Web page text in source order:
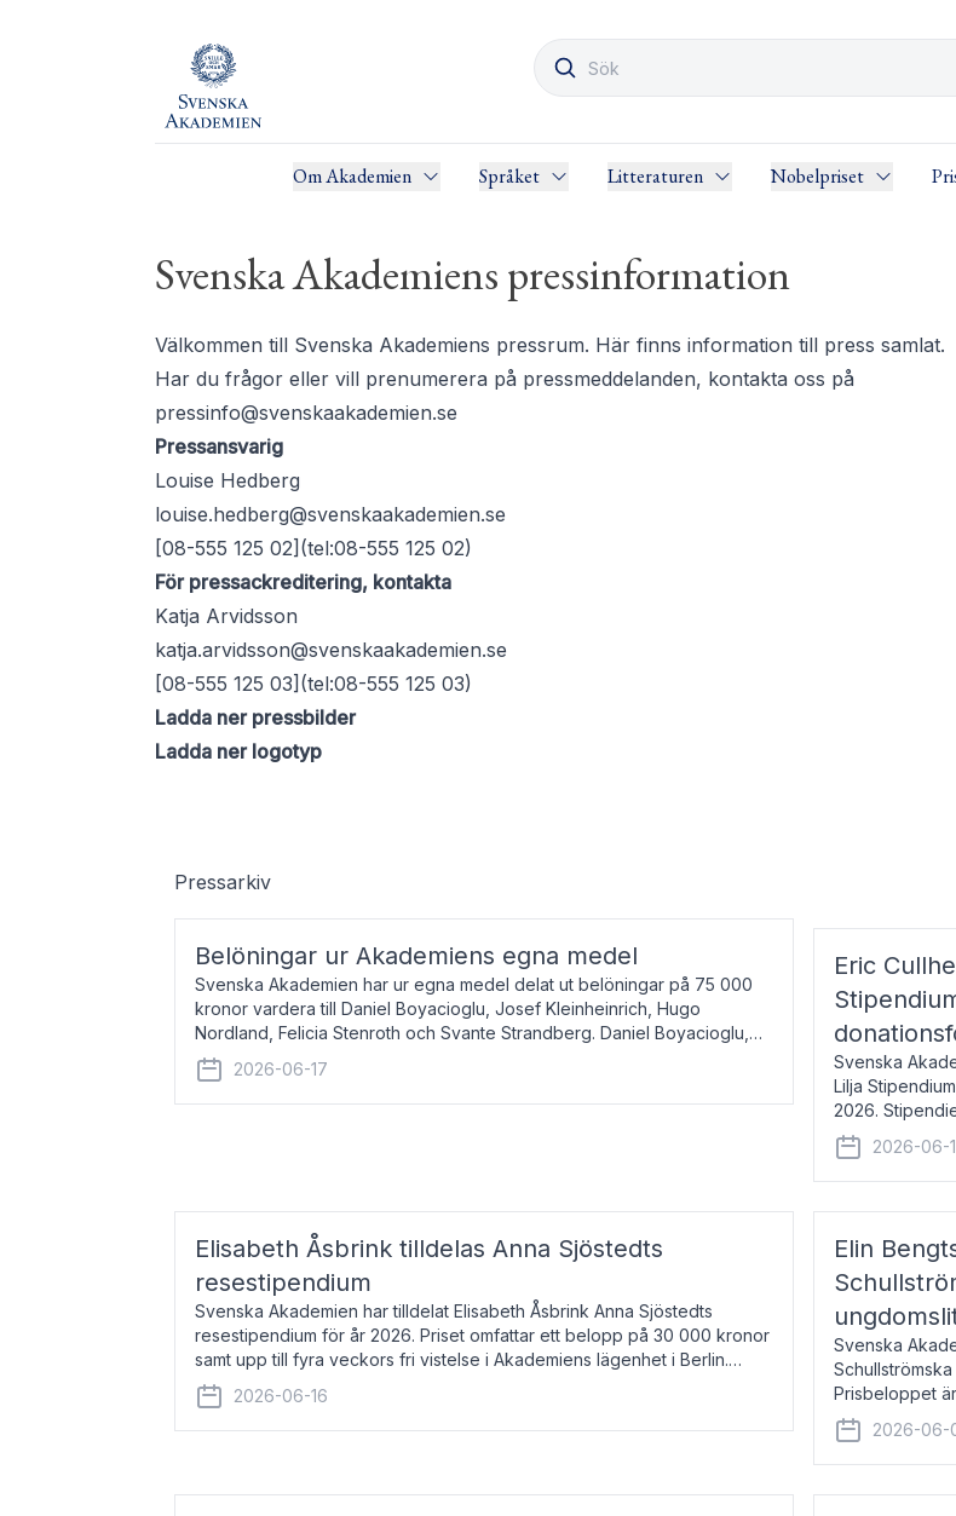
Om Akademien Språket Litteraturen Nobelpriset
Svenska Akademiens pressinformation
Välkommen till Svenska Akademiens pressrum. Här finns information till press samlat.
Har du frågor eller vill prenumerera på pressmeddelanden, kontakta oss på
pressinfo@svenskaakademien.se
Pressansvarig
Louise Hedberg
louise.hedberg@svenskaakademien.se
[08-555 125 02](tel:08-555 125 02)
För pressackreditering, kontakta
Katja Arvidsson
katja.arvidsson@svenskaakademien.se
[08-555 125 03](tel:08-555 125 03)
Ladda ner pressbilder
Ladda ner logotyp
Pressarkiv
Belöningar ur Akademiens egna medel
Svenska Akademien har ur egna medel delat ut belöningar på 75 000
kronor vardera till Daniel Boyacioglu, Josef Kleinheinrich, Hugo
Nordland, Felicia Stenroth och Svante Strandberg. Daniel Boyacioglu,
född 1981, är poet och scenartist. Josef
2026-06-17
Eric
Svenska
Lilja
2026.
född 1985, är
2026-06-
Elisabeth Åsbrink tilldelas Anna Sjöstedts
resestipendium
Svenska Akademien har tilldelat Elisabeth Åsbrink Anna Sjöstedts
resestipendium för år 2026. Priset omfattar ett belopp på 30 000 kronor
samt upp till fyra veckors fri vistelse i Akademiens lägenhet i Berlin.
Elisabeth Åsbrink, född 1965 oc
2026-06-16
Elin
Svenska
Prisbeloppet
författare och
2026-06-